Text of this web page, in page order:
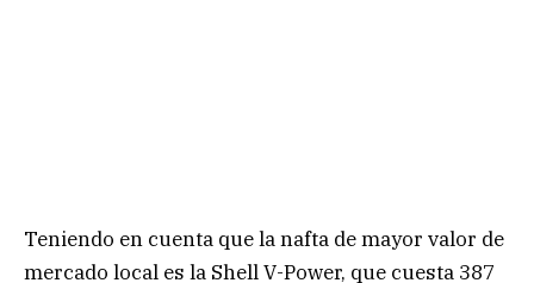
Teniendo en cuenta que la nafta de mayor valor de
mercado local es la Shell V-Power, que cuesta 387